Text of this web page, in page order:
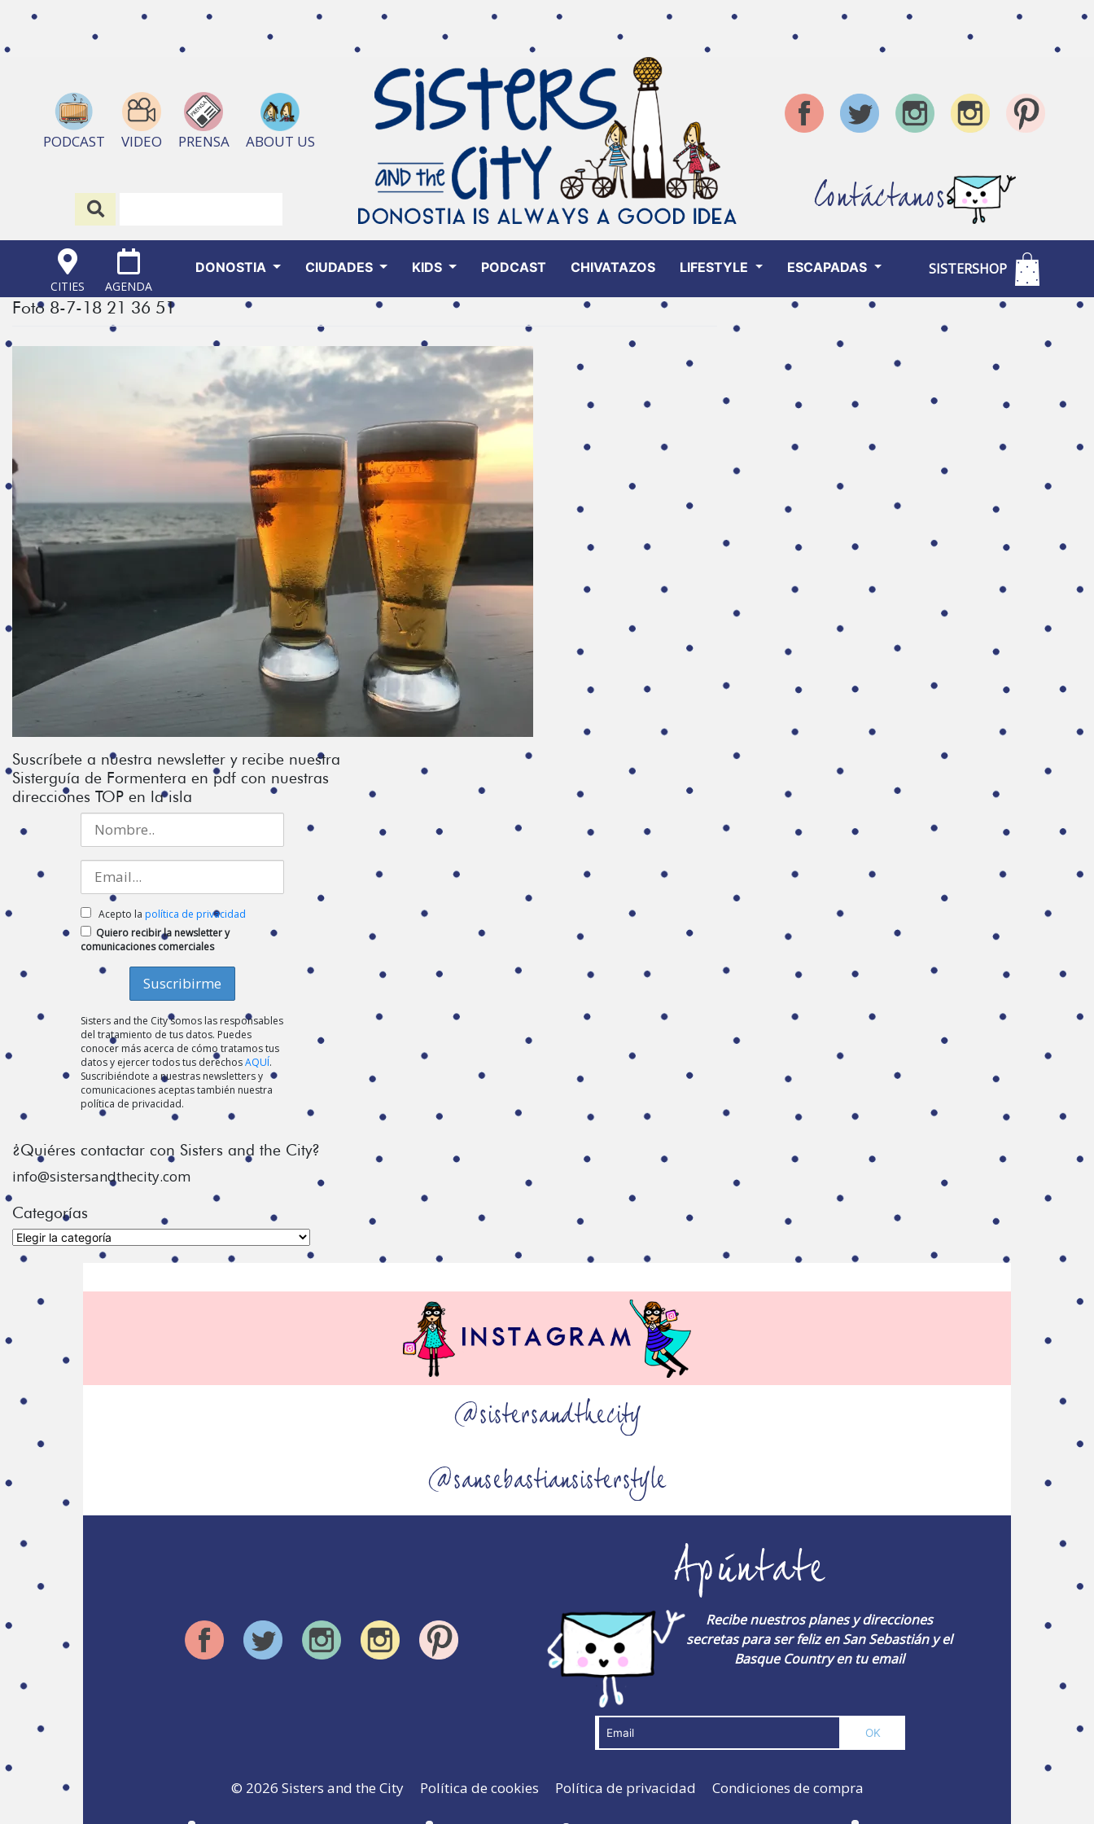
PODCAST VIDEO PRENSA ABOUT US
Contáctanos
CITIES AGENDA
DONOSTIA CIUDADES KIDS PODCAST CHIVATAZOS LIFESTYLE ESCAPADAS SISTERSHOP
Foto 8-7-18 21 36 51
Suscríbete a nuestra newsletter y recibe nuestra
Sisterguía de Formentera en pdf con nuestras
direcciones TOP en la isla
Acepto la política de privacidad
Quiero recibir la newsletter y
comunicaciones comerciales
Sisters and the City somos las responsables
del tratamiento de tus datos. Puedes
conocer más acerca de cómo tratamos tus
datos y ejercer todos tus derechosAQUÍ.
Suscribiéndote a nuestras newsletters y
comunicaciones aceptas también nuestra
política de privacidad.
¿Quiéres contactar con Sisters and the City?
info@sistersandthecity.com
Categorías
Categorías
@sistersandthecity
@sansebastiansisterstyle
Apúntate
Recibe nuestros planes y direcciones
secretas para ser feliz en San Sebastián y el
Basque Country en tu email
© 2026 Sisters and the City Política de cookies Política de privacidad Condiciones de compra